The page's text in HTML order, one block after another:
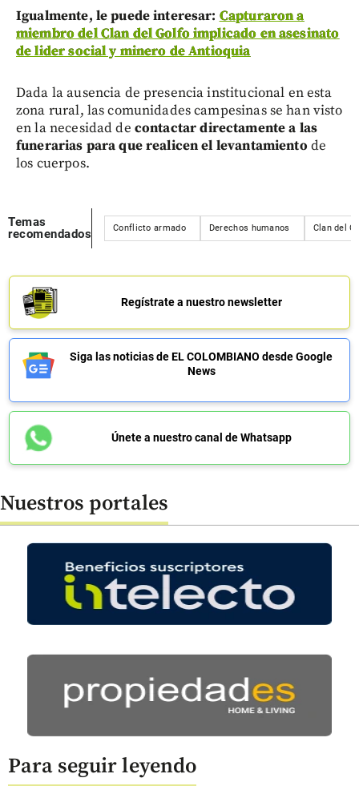
Igualmente, le puede interesar: Capturaron a
miembro del Clan del Golfo implicado en asesinato
de lider social y minero de Antioquia
Dada la ausencia de presencia institucional en esta
zona rural, las comunidades campesinas se han visto
en la necesidad de contactar directamente a las
funerarias para que realicen el levantamiento de
los cuerpos.
Temas
recomendados
Conflicto armado Derechos humanos Clan del
Regístrate a nuestro newsletter
Siga las noticias de EL COLOMBIANO desde Google
News
Únete a nuestro canal de Whatsapp
Nuestros portales
Para seguir leyendo